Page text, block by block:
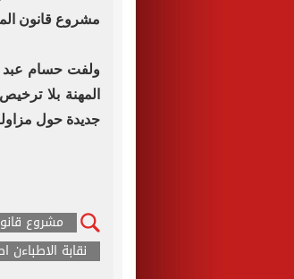
مشروع قانون
ولفت حسام عبد
المهنة بلا
جديدة حول
مشروع
نقابة الاطباءن